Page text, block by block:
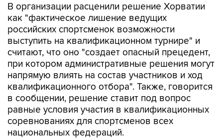
В организации расценили решение Хорватии
как "фактическое лишение ведущих
российских спортсменок возможности
выступить на квалификационном турнире" и
считают, что оно "создает опасный прецедент,
при котором административные решения могут
напрямую влиять на состав участников и ход
квалификационного отбора". Также, говорится
в сообщении, решение ставит под вопрос
равные условия участия в квалификационных
соревнованиях для спортсменов всех
национальных федераций.